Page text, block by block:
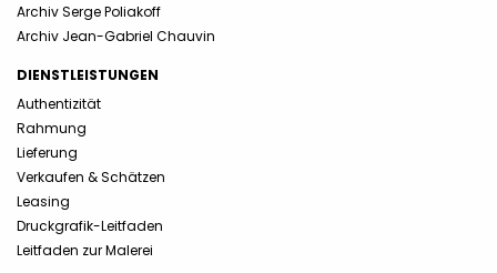
Archiv Serge Poliakoff
Archiv Jean-Gabriel Chauvin
DIENSTLEISTUNGEN
Authentizität
Rahmung
Lieferung
Verkaufen & Schätzen
Leasing
Druckgrafik-Leitfaden
Leitfaden zur Malerei